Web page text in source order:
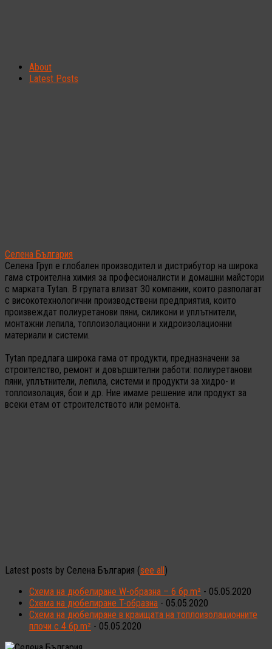
About
Latest Posts
Селена България
Селена Груп е глобален производител и дистрибутор на широка
гама строителна химия за професионалисти и домашни майстори
с марката Tytan. В групата влизат 30 компании, които разполагат
с високотехнологични производствени предприятия, които
произвеждат полиуретанови пяни, силикони и уплътнители,
монтажни лепила, топлоизолационни и хидроизолационни
материали и системи.
Tytan предлага широка гама от продукти, предназначени за
строителство, ремонт и довършителни работи: полиуретанови
пяни, уплътнители, лепила, системи и продукти за хидро- и
топлоизолация, бои и др. Ние имаме решение или продукт за
всеки етам от строителството или ремонта.
Latest posts by Селена България (see all)
Схема на дюбелиране W-образна – 6 бр.m² - 05.05.2020
Схема на дюбелиране T-образна - 05.05.2020
Схема на дюбелиране в краищата на топлоизолационните
плочи с 4 бр.m² - 05.05.2020